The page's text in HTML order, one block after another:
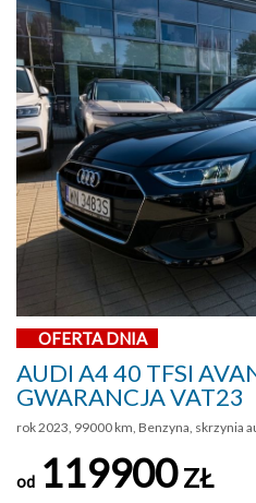
OFERTA DNIA
AUDI A4 40 TFSI
GWARANCJA VAT23
rok 2023, 99000 km, Benzyna, skrzynia
od 119900ZŁ